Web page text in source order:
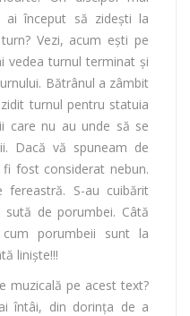
început să zidești la
Vezi, acum ești pe
vedea turnul terminat și
Bătrânul a zâmbit
turnul pentru statuia
care nu au unde să se
Dacă vă spuneam de
fost considerat nebun.
S-au cuibărit
de porumbei. Câtă
porumbeii sunt la
liniște!!!
muzicală pe acest text?
întâi, din dorința de a